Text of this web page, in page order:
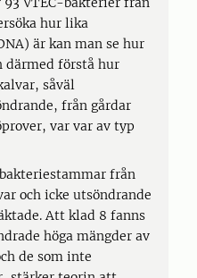
hur lika
är kan man se hur
därmed förstå hur
såväl
från gårdar
var var av typ
från
och icke utsöndrande
Att klad 8 fanns
höga mängder av
de som inte